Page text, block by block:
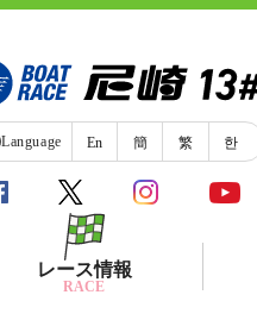
Language En 簡 繁 한
レース情報
RACE